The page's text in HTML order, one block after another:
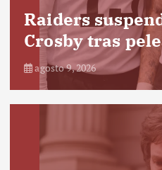
Raiders
Crosby tras
agosto 9, 2026